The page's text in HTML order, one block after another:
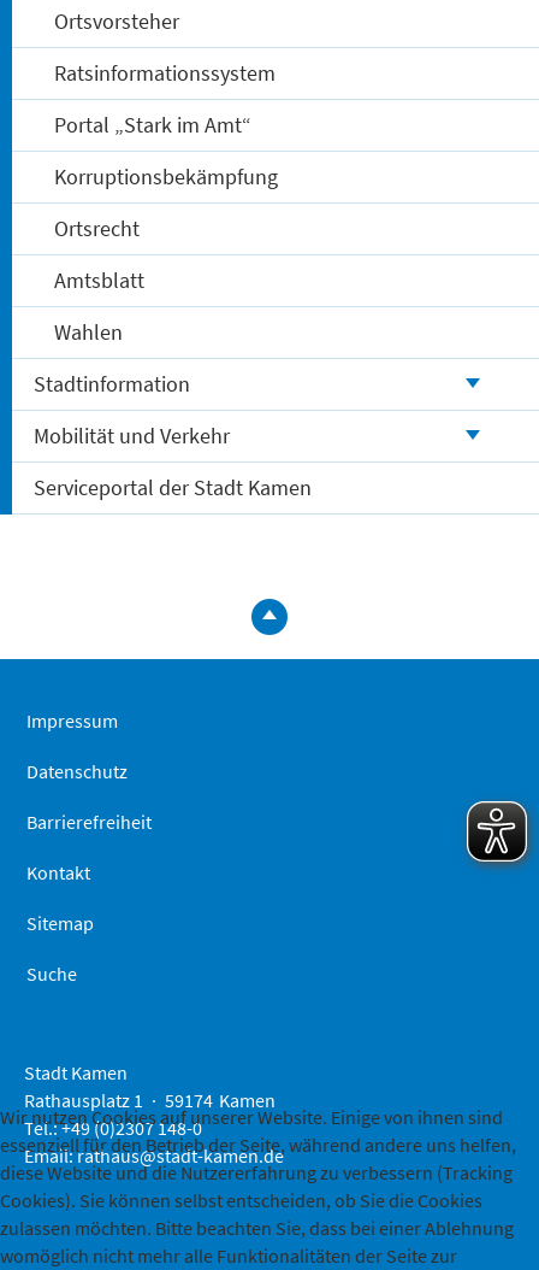
Ortsvorsteher
Ratsinformationssystem
Portal „Stark im Amt“
Korruptionsbekämpfung
Ortsrecht
Amtsblatt
Wahlen
Stadtinformation
Mobilität und Verkehr
Serviceportal der Stadt Kamen
zum
Impressum
Datenschutz
Barrierefreiheit
Kontakt
Sitemap
Suche
Stadt Kamen
Rathausplatz 1
59174 Kamen
Tel.: +49 (0)2307 148-0
Email:rathaus@stadt-kamen.de
Wir nutzen Cookies auf unserer Website. Einige von ihnen sind
essenziell für den Betrieb der Seite, während andere uns helfen,
diese Website und die Nutzererfahrung zu verbessern (Tracking
Cookies). Sie können selbst entscheiden, ob Sie die Cookies
zulassen möchten. Bitte beachten Sie, dass bei einer Ablehnung
womöglich nicht mehr alle Funktionalitäten der Seite zur